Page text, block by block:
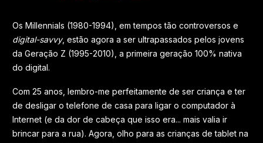
Os Millennials (1980-1994), em tempos tão controversos e
digital-savvy, estão agora a ser ultrapassados pelos jovens
da Geração Z (1995-2010), a primeira geração 100% nativa
do digital.
Com 25 anos, lembro-me perfeitamente de ser criança e ter
de desligar o telefone de casa para ligar o computador à
Internet (e da dor de cabeça que isso era... mais valia ir
brincar para a rua). Agora, olho para as crianças de tablet na